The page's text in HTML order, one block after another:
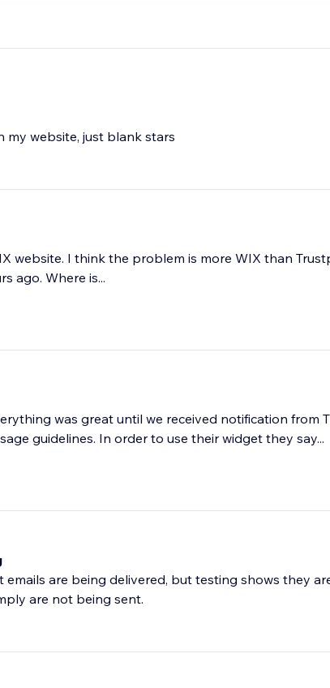
website, just blank stars
website. I think the problem is more WIX than
ago. Where is...
was great until we received notification from
guidelines. In order to use their widget they say...
are being delivered, but testing shows they
are not being sent.